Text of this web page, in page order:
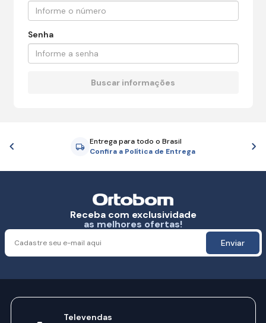
Senha
Entrega para todo o Brasil
Confira a Política de Entrega
Anterior
Receba com exclusividade
as melhores ofertas!
Enviar
Televendas